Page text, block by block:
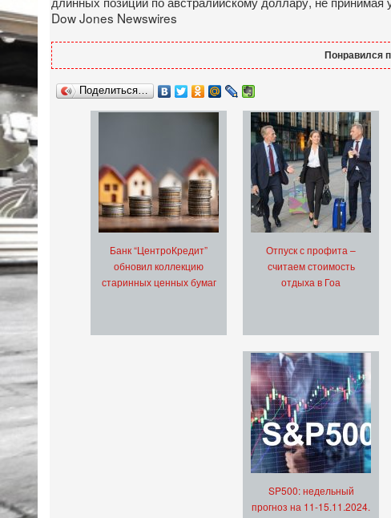
Dow Jones Newswires
Понравился
Поделиться…
Банк “ЦентроКредит”
обновил коллекцию
старинных ценных бумаг
Отпуск с профита –
считаем стоимость
отдыха в Гоа
SP500: недельный
прогноз на 11-15.11.2024.